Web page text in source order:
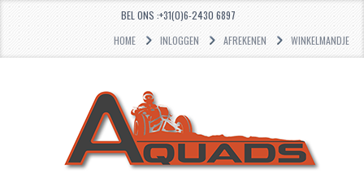
BEL ONS :+31(0)6-2430 6897
HOME
INLOGGEN AFREKENEN WINKELMANDJE